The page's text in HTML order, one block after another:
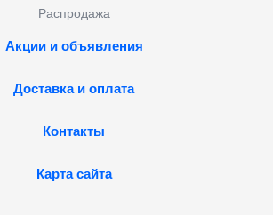
Распродажа
Акции и объявления
Доставка и оплата
Контакты
Карта сайта